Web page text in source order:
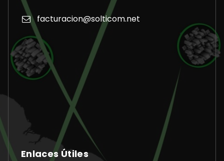
facturacion@solticom.net
Enlaces Útiles